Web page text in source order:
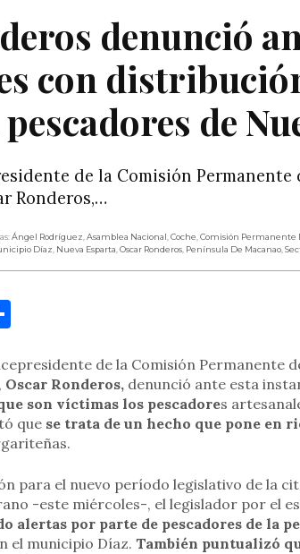
denunció
con
de
de la Comisión Permanente
Ronderos,…
Ángel Rodríguez,Asamblea Nacional,Coche,Comisión Permanente
Díaz, Nueva Esparta,Oscar Ronderos, Península De Macanao,
Compartir
de la Comisión Permanente
Oscar Ronderos,denunció ante esta
son víctimas los pescadores
que se trata de un hecho que pone en
para el nuevo período legislativo de la
-este miércoles-, el legislador por el
alertas por parte de pescadores de la
el municipio Díaz. También puntualizó